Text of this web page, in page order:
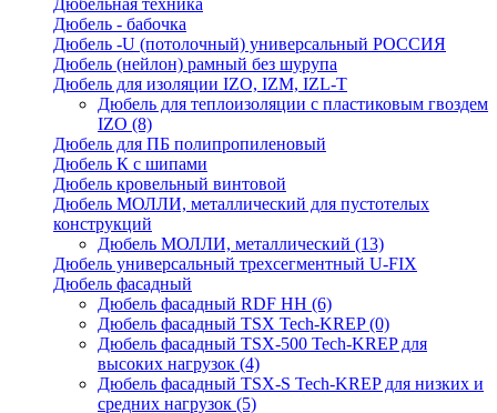
Дюбельная техника
Дюбель - бабочка
Дюбель -U (потолочный) универсальный РОССИЯ
Дюбель (нейлон) рамный без шурупа
Дюбель для изоляции IZO, IZM, IZL-T
Дюбель для теплоизоляции с пластиковым гвоздем
IZO (8)
Дюбель для ПБ полипропиленовый
Дюбель К с шипами
Дюбель кровельный винтовой
Дюбель МОЛЛИ, металлический для пустотелых
конструкций
Дюбель МОЛЛИ, металлический (13)
Дюбель универсальный трехсегментный U-FIX
Дюбель фасадный
Дюбель фасадный RDF НН (6)
Дюбель фасадный TSX Tech-KREP(0)
Дюбель фасадный TSX-500 Tech-KREP для
высоких нагрузок (4)
Дюбель фасадный TSX-S Tech-KREP для низких и
средних нагрузок (5)